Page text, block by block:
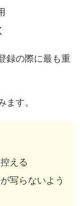
録の際に最も重
す。
える
写らないよう